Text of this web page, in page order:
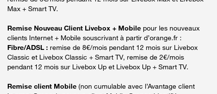
Max + Smart TV.
Remise Nouveau Client Livebox + Mobile pour les nouveaux
clients Internet + Mobile souscrivant à partir d’orange.fr :
Fibre/ADSL : remise de 8€/mois pendant 12 mois sur Livebox
Classic et Livebox Classic + Smart TV, remise de 2€/mois
pendant 12 mois sur Livebox Up et Livebox Up + Smart TV.
Remise client Mobile (non cumulable avec l’Avantage client